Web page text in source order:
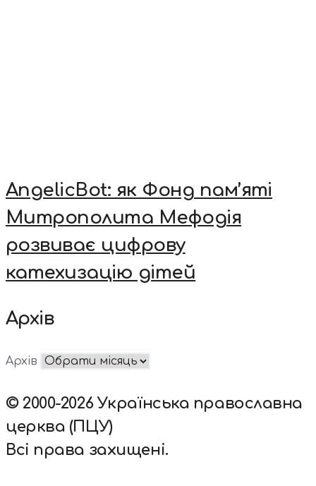
AngelicBot: як Фонд пам’яті
Митрополита Мефодія
розвиває цифрову
катехизацію дітей
Архів
Архів
© 2000-2026 Українська православна
церква (ПЦУ)
Всі права захищені.